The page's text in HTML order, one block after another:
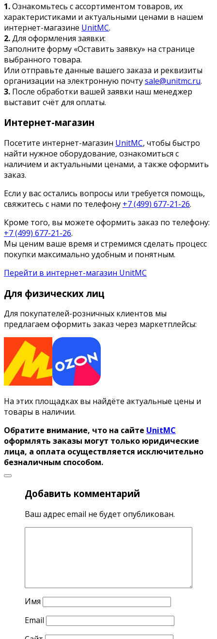
1.Ознакомьтесь с ассортиментом товаров, их
характеристиками и актуальными ценами в нашем
интернет-магазине UnitMC.
2.Для оформления заявки:
Заполните форму «Оставить заявку» на странице
выбранного товара.
Или отправьте данные вашего заказа и реквизиты
организации на электронную почтуsale@unitmc.ru.
3. После обработки вашей заявки наш менеджер
выставит счёт для оплаты.
Интернет-магазин
Посетите интернет-магазин UnitMC, чтобы быстро
найти нужное оборудование, ознакомиться с
наличием и актуальными ценами, а также оформить
заказ.
Если у вас остались вопросы или требуется помощь,
свяжитесь с нами по телефону +7 (499) 677-21-26.
Кроме того, вы можете оформить заказ по телефону:
+7 (499) 677-21-26.
Мы ценим ваше время и стремимся сделать процесс
покупки максимально удобным и понятным.
Перейти в интернет-магазин UnitMC
Для физических лиц
Для покупателей-розничных клиентов мы
предлагаем оформить заказ через маркетплейсы:
На этих площадках вы найдёте актуальные цены и
товары в наличии.
Обратите внимание, что на сайте UnitMC
оформлять заказы могут только юридические
лица, а оплата осуществляется исключительно
безналичным способом.
Добавить комментарий
Ваш адрес email не будет опубликован.
Имя
Email